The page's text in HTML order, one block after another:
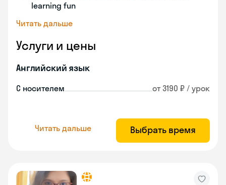
learning fun
Читать дальше
Услуги и цены
Английский язык
С носителем от 3190 ₽ / урок
Читать дальше Выбрать время